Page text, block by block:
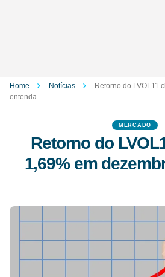
Home Notícias
Retorno do LVOL11
entenda
MERCADO
Retorno do
1,69% em